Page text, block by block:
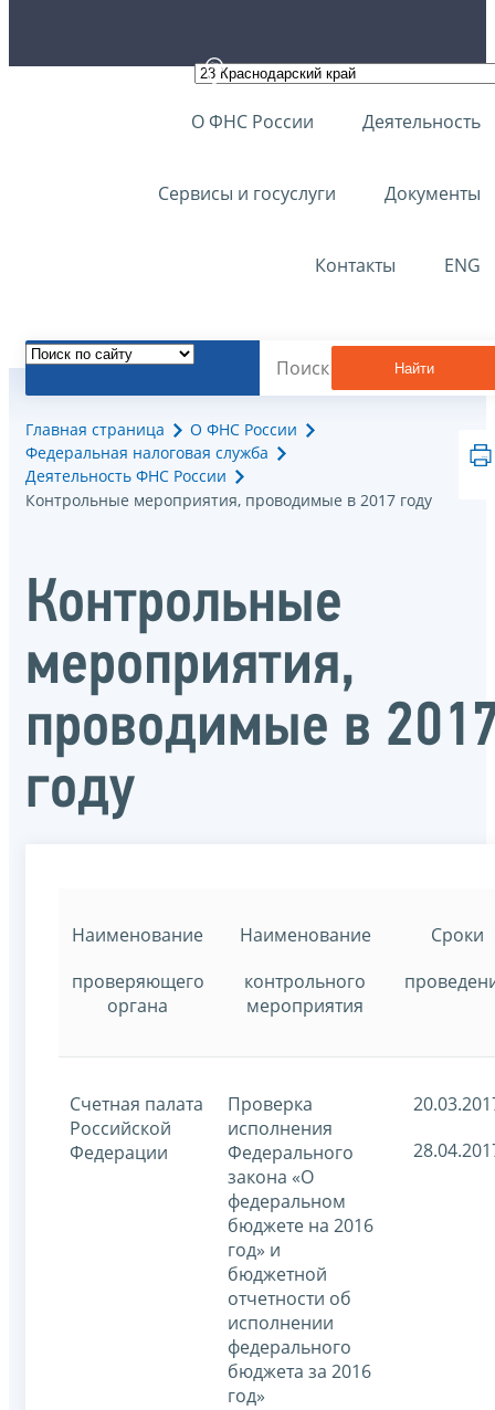
О ФНС России Деятельность
Сервисы и госуслуги Документы
Контакты ENG
Найти
Главная страница
О ФНС России
Федеральная налоговая служба
Деятельность ФНС России
Контрольные мероприятия, проводимые в 2017 году
Контрольные
мероприятия,
проводимые в
году
Наименование
проверяющего
органа
Наименование
контрольного
мероприятия
Сроки
Счетная палата
Российской
Федерации
Проверка
исполнения
Федерального
закона «О
федеральном
бюджете на 2016
год» и
бюджетной
отчетности об
исполнении
федерального
бюджета за 2016
год»